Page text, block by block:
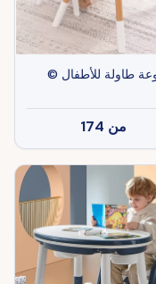
طاولة للأطفال ©
من 174